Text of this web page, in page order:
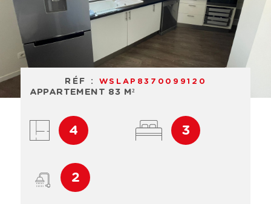
RÉF : WSLAP8370099120
APPARTEMENT 83 M²
4 3
2